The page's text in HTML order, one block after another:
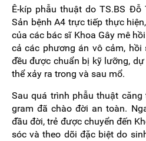
Ê-kíp phẫu thuật do TS.BS
Sản bệnh A4 trực tiếp thực
của các bác sĩ Khoa Gây mê
cả các phương án vô cảm,
đều được chuẩn bị kỹ lưỡng,
thể xảy ra trong và sau mổ.
Sau quá trình phẫu thuật căng
gram đã chào đời an toàn.
đầu đời, trẻ được chuyển đến
sóc và theo dõi đặc biệt do